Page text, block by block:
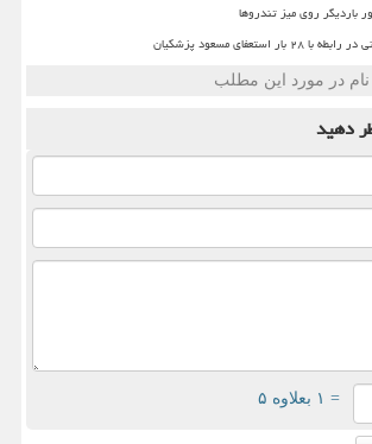
باردیگر روی میز تندروها
مسعود پزشکیان
نام در مورد این مطلب
دهید
= ۱ بعلاوه ۵